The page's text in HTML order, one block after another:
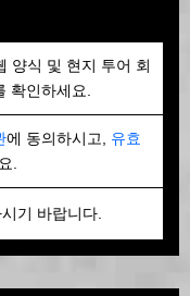
양식 및 현지 투어 회
확인하세요.
에 동의하시고, 유효
.
기 바랍니다.